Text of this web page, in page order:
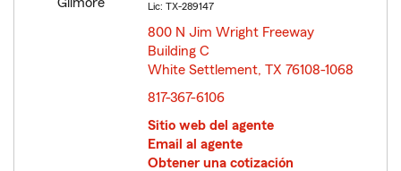
Lic: TX-289147
800 N Jim Wright Freeway
Building C
White Settlement, TX 76108-1068
817-367-6106
Sitio web del agente
Email al agente
Obtener una cotización